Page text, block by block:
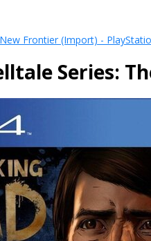
Frontier (Import) -
Series: